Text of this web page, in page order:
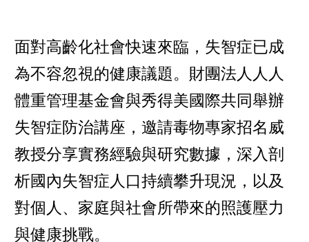
面對高齡化社會快速來臨，失智症已成
為不容忽視的健康議題。財團法人人人
體重管理基金會與秀得美國際共同舉辦
失智症防治講座，邀請毒物專家招名威
教授分享實務經驗與研究數據，深入剖
析國內失智症人口持續攀升現況，以及
對個人、家庭與社會所帶來的照護壓力
與健康挑戰。